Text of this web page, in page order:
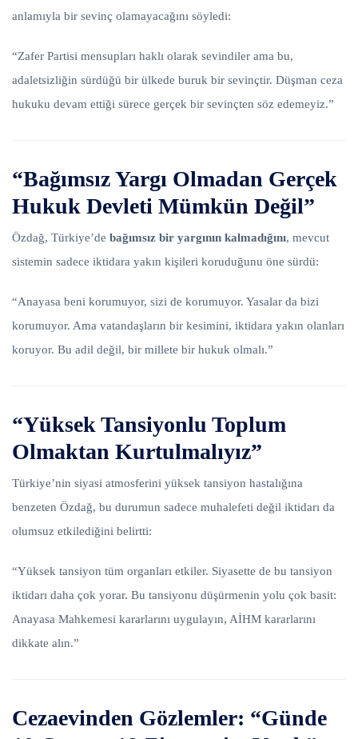
anlamıyla bir sevinç olamayacağını söyledi:
“Zafer Partisi mensupları haklı olarak sevindiler ama bu,
adaletsizliğin sürdüğü bir ülkede buruk bir sevinçtir. Düşman ceza
hukuku devam ettiği sürece gerçek bir sevinçten söz edemeyiz.”
“Bağımsız Yargı Olmadan Gerçek
Hukuk Devleti Mümkün Değil”
Özdağ, Türkiye’de bağımsız bir yargının kalmadığını, mevcut
sistemin sadece iktidara yakın kişileri koruduğunu öne sürdü:
“Anayasa beni korumuyor, sizi de korumuyor. Yasalar da bizi
korumuyor. Ama vatandaşların bir kesimini, iktidara yakın olanları
koruyor. Bu adil değil, bir millete bir hukuk olmalı.”
“Yüksek Tansiyonlu Toplum
Olmaktan Kurtulmalıyız”
Türkiye’nin siyasi atmosferini yüksek tansiyon hastalığına
benzeten Özdağ, bu durumun sadece muhalefeti değil iktidarı da
olumsuz etkilediğini belirtti:
“Yüksek tansiyon tüm organları etkiler. Siyasette de bu tansiyon
iktidarı daha çok yorar. Bu tansiyonu düşürmenin yolu çok basit:
Anayasa Mahkemesi kararlarını uygulayın, AİHM kararlarını
dikkate alın.”
Cezaevinden Gözlemler: “Günde